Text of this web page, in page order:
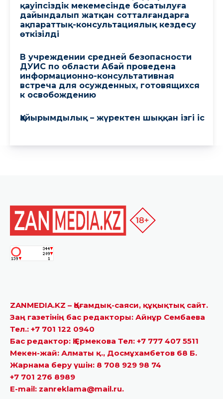
ZANMEDIA.KZ – Қоғамдық-саяси, құқықтық сайт.
Заң газетінің бас редакторы: Айнұр Сембаева
Тел.: +7 701 122 0940
Бас редактор: Қ.Ермекова Тел: +7 777 407 5511
Мекен-жай: Алматы қ., Досмұхамбетов 68 Б.
Жарнама беру үшін: 8 708 929 98 74
+7 701 276 8989
E-mail: zanreklama@mail.ru.